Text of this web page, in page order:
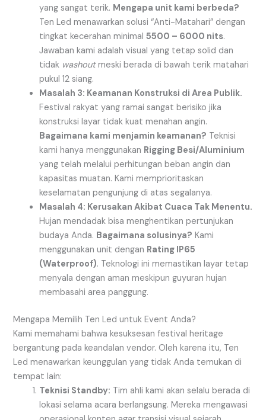
yang sangat terik. Mengapa unit kami berbeda?
Ten Led menawarkan solusi “Anti-Matahari” dengan
tingkat kecerahan minimal5500 – 6000 nits.
Jawaban kami adalah visual yang tetap solid dan
tidak washoutmeski berada di bawah terik matahari
pukul 12 siang.
Masalah 3: Keamanan Konstruksi di Area Publik.
Festival rakyat yang ramai sangat berisiko jika
konstruksi layar tidak kuat menahan angin.
Bagaimana kami menjamin keamanan? Teknisi
kami hanya menggunakan Rigging Besi/Aluminium
yang telah melalui perhitungan beban angin dan
kapasitas muatan. Kami memprioritaskan
keselamatan pengunjung di atas segalanya.
Masalah 4: Kerusakan Akibat Cuaca Tak Menentu.
Hujan mendadak bisa menghentikan pertunjukan
budaya Anda. Bagaimana solusinya? Kami
menggunakan unit dengan Rating IP65
(Waterproof). Teknologi ini memastikan layar tetap
menyala dengan aman meskipun guyuran hujan
membasahi area panggung.
Mengapa Memilih Ten Led untuk Event Anda?
Kami memahami bahwa kesuksesan festival heritage
bergantung pada keandalan vendor. Oleh karena itu, Ten
Led menawarkan keunggulan yang tidak Anda temukan di
tempat lain:
Teknisi Standby: Tim ahli kami akan selalu berada di
lokasi selama acara berlangsung. Mereka mengawasi